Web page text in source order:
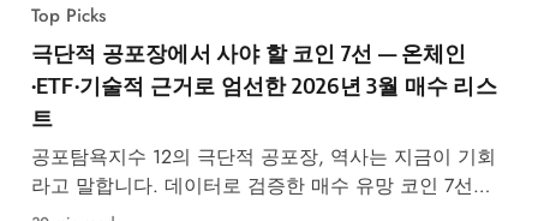
Top Picks
극단적 공포장에서 사야 할 코인 7선 — 온체인
·ETF·기술적 근거로 엄선한 2026년 3월 매수 리스
트
공포탐욕지수 12의 극단적 공포장, 역사는 지금이 기회
라고 말합니다. 데이터로 검증한 매수 유망 코인 7선을
공개합니다.